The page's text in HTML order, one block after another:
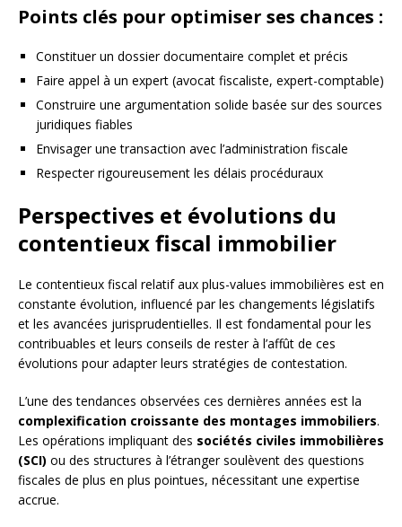
Points clés pour optimiser ses chances :
Constituer un dossier documentaire complet et précis
Faire appel à un expert (avocat fiscaliste, expert-comptable)
Construire une argumentation solide basée sur des sources
juridiques fiables
Envisager une transaction avec l’administration fiscale
Respecter rigoureusement les délais procéduraux
Perspectives et évolutions du
contentieux fiscal immobilier
Le contentieux fiscal relatif aux plus-values immobilières est en
constante évolution, influencé par les changements législatifs
et les avancées jurisprudentielles. Il est fondamental pour les
contribuables et leurs conseils de rester à l’affût de ces
évolutions pour adapter leurs stratégies de contestation.
L’une des tendances observées ces dernières années est la
complexification croissante des montages immobiliers.
Les opérations impliquant des sociétés civiles immobilières
(SCI) ou des structures à l’étranger soulèvent des questions
fiscales de plus en plus pointues, nécessitant une expertise
accrue.